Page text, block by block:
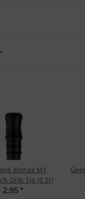
Wenax M1
Drip Tip (2 St)
2,95 *